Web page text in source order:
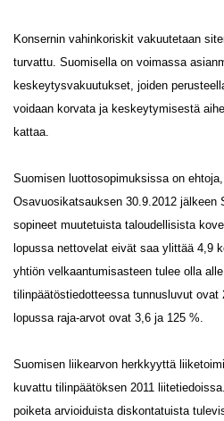
Konsernin vahinkoriskit vakuutetaan
turvattu. Suomisella on voimassa
keskeytysvakuutukset, joiden
voidaan korvata ja keskeytymisestä
kattaa.
Suomisen luottosopimuksissa on
Osavuosikatsauksen 30.9.2012 jälkeen
sopineet muutetuista taloudellisista
lopussa nettovelat eivät saa ylittää 4,9
yhtiön velkaantumisasteen tulee olla
tilinpäätöstiedotteessa tunnusluvut ovat
lopussa raja-arvot ovat 3,6 ja 125 %.
Suomisen liikearvon herkkyyttä
kuvattu tilinpäätöksen 2011
poiketa arvioiduista diskontatuista